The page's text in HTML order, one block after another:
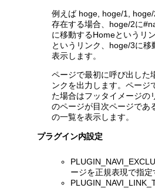
例えば hoge, hoge/1,
存在する場合、hoge/2に
に移動するHomeというリ
というリンク、hoge/3に
表示します。
ページで最初に呼び出した
ンクを出力します。ページ
た場合はフッタイメージの
のページが目次ページであ
の一覧を表示します。
プラグイン内設定
ージを正規表現で指定